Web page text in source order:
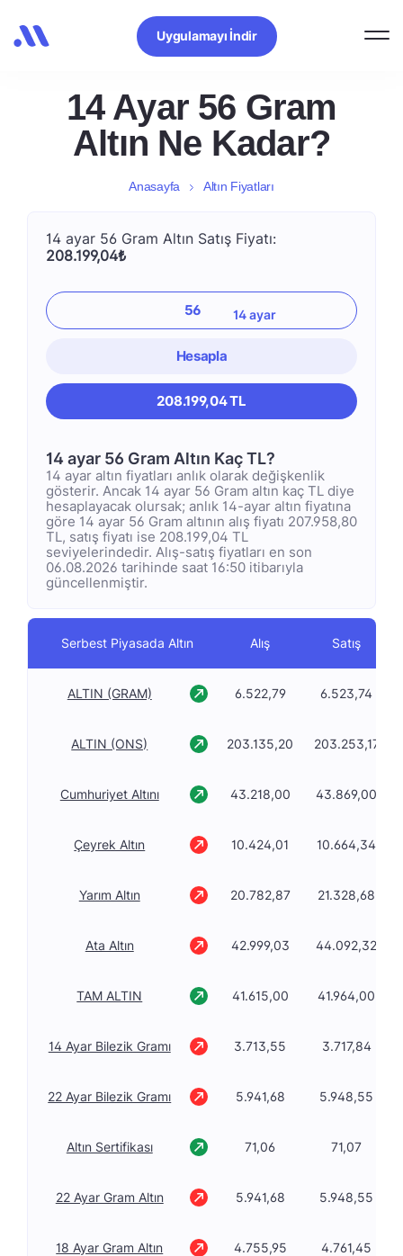
Uygulamayı İndir
14 Ayar 56 Gram
Altın Ne Kadar?
Anasayfa Altın Fiyatları
14 ayar 56 Gram Altın Satış Fiyatı:
208.199,04₺
Hesapla
208.199,04 TL
14 ayar 56 Gram Altın Kaç TL?
14 ayar altın fiyatları anlık olarak değişkenlik
gösterir. Ancak 14 ayar 56 Gram altın kaç TL diye
hesaplayacak olursak; anlık 14-ayar altın fiyatına
göre 14 ayar 56 Gram altının alış fiyatı 207.958,80
TL, satış fiyatı ise 208.199,04 TL
seviyelerindedir. Alış-satış fiyatları en son
06.08.2026 tarihinde saat 16:50 itibarıyla
güncellenmiştir.
Serbest Piyasada Altın Alış Satış
ALTIN (GRAM) 6.522,79 6.523,74
ALTIN (ONS) 203.135,20 203.253,17
Cumhuriyet Altını 43.218,00 43.869,00
Çeyrek Altın 10.424,01 10.664,34
Yarım Altın 20.782,87 21.328,68
Ata Altın 42.999,03 44.092,32
TAM ALTIN 41.615,00 41.964,00
14 Ayar Bilezik Gramı 3.713,55 3.717,84
22 Ayar Bilezik Gramı 5.941,68 5.948,55
Altın Sertifikası 71,06 71,07
22 Ayar Gram Altın 5.941,68 5.948,55
18 Ayar Gram Altın 4.755,95 4.761,45